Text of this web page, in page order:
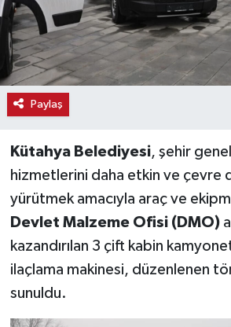
Paylaş
Kütahya Belediyesi, şehir
hizmetlerini daha etkin ve çevre
yürütmek amacıyla araç ve
Devlet Malzeme Ofisi (DMO)
kazandırılan 3 çift kabin
ilaçlama makinesi, düzenlenen
sunuldu.
Magazin
Resmi İlanlar
Sağlık
Seri İlan
Siyaset
Spor
Teknoloji